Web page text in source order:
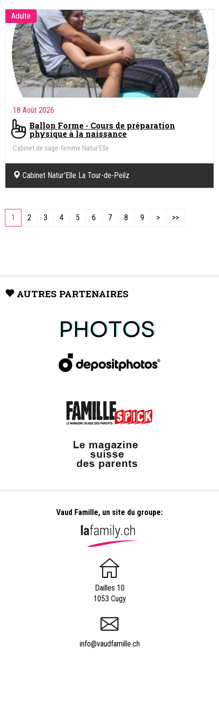
Adulte
18 Août 2026
Ballon Forme - Cours de préparation
physique à la naissance
Cabinet de sage-femme Natur'Elle
Cabinet Natur'Elle La Tour-de-Peilz
1 2 3 4 5 6 7 8 9 > >>
AUTRES PARTENAIRES
Vaud Famille, un site du groupe:
Dailles 10
1053 Cugy
info@vaudfamille.ch